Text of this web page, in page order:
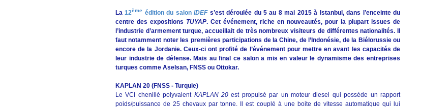
La12ème édition du salonIDEF s’est déroulée du 5 au 8 mai 2015 à Istanbul, dans l’enceinte du
centre des expositions TUYAP. Cet événement, riche en nouveautés, pour la plupart issues de
l’industrie d’armement turque, accueillait de très nombreux visiteurs de différentes nationalités. Il
faut notamment noter les premières participations de la Chine, de l’Indonésie, de la Biélorussie ou
encore de la Jordanie. Ceux-ci ont profité de l’événement pour mettre en avant les capacités de
leur industrie de défense. Mais au final ce salon a mis en valeur le dynamisme des entreprises
turques comme Aselsan, FNSS ou Ottokar.
KAPLAN 20 (FNSS - Turquie)
Le VCI chenillé polyvalentKAPLAN 20 est propulsé par un moteur diesel qui possède un rapport
poids/puissance de 25 chevaux par tonne. Il est couplé à une boite de vitesse automatique qui lui